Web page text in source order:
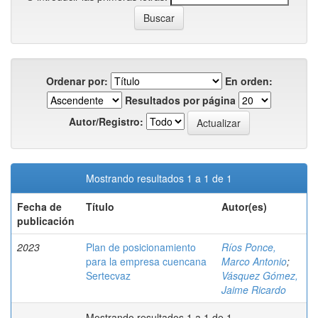
Ordenar por:
En orden:
Resultados por página
Autor/Registro:
Mostrando resultados 1 a 1 de 1
Fecha de
publicación
Título Autor(es)
2023
Plan de posicionamiento
para la empresa cuencana
Sertecvaz
Ríos Ponce,
Marco Antonio;
Vásquez Gómez,
Jaime Ricardo